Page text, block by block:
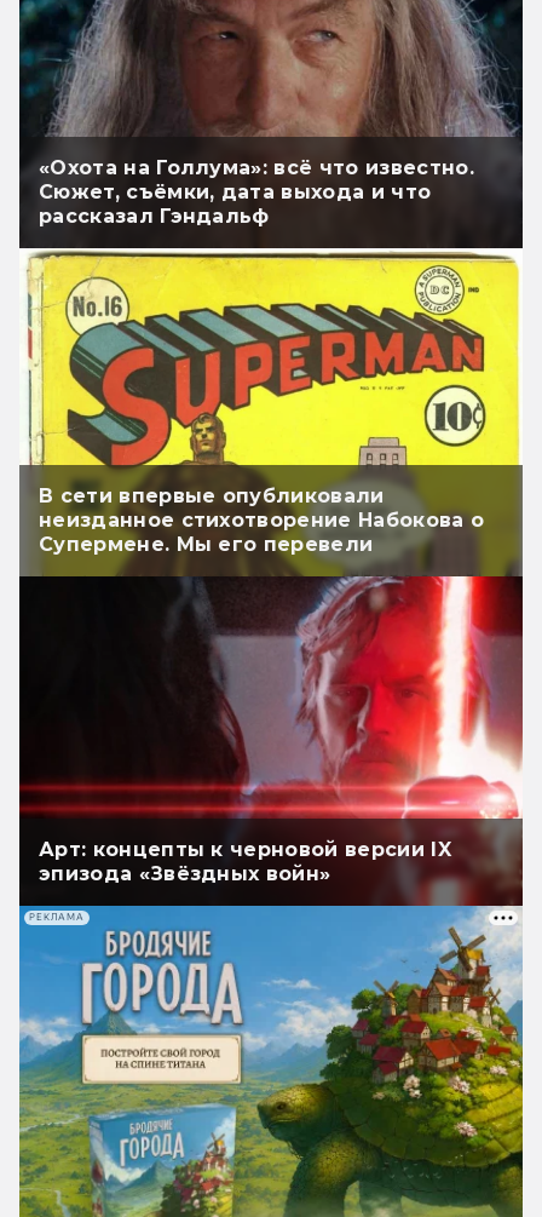
«Охота на Голлума»: всё что известно.
Сюжет, съёмки, дата выхода и что
рассказал Гэндальф
В сети впервые опубликовали
неизданное стихотворение Набокова о
Супермене. Мы его перевели
Арт: концепты к черновой версии IX
эпизода «Звёздных войн»
РЕКЛАМА